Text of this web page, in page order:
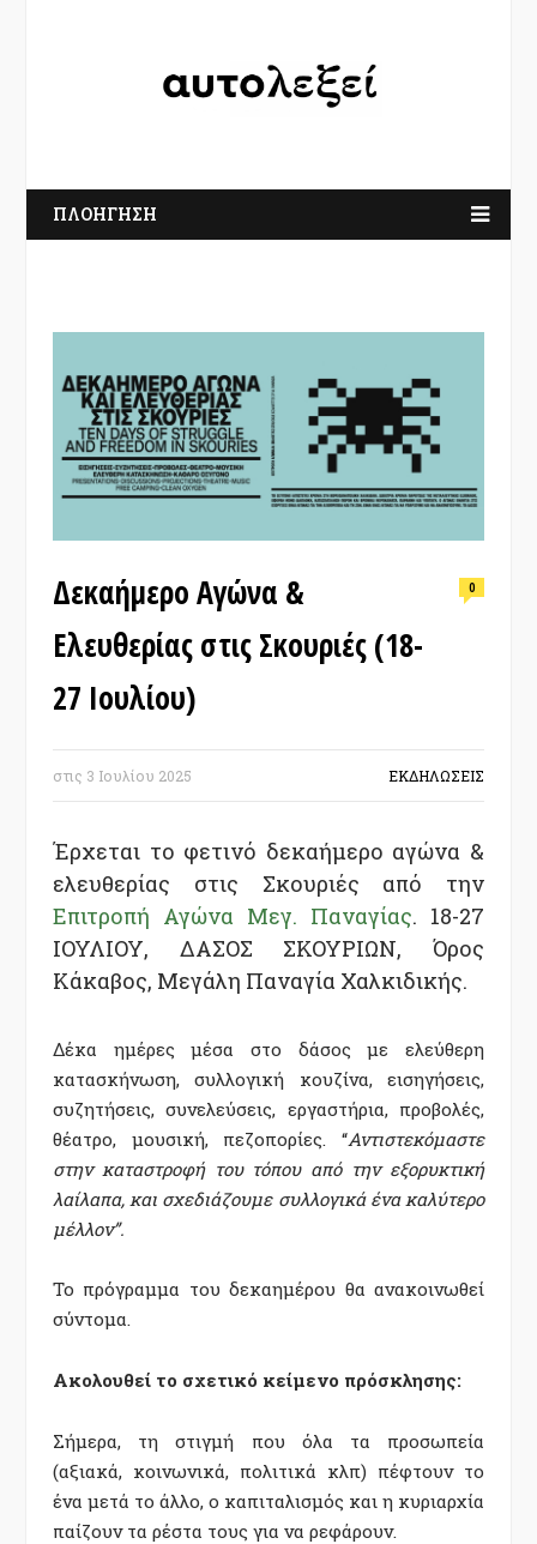
ΠΛΟΗΓΗΣΗ
Δεκαήμερο Αγώνα &
Ελευθερίας στις Σκουριές (18-
27 Ιουλίου)
0
στις 3 Ιουλίου 2025 ΕΚΔΗΛΩΣΕΙΣ
Έρχεται το φετινό δεκαήμερο αγώνα &
ελευθερίας στις Σκουριές από την
Επιτροπή Αγώνα Μεγ. Παναγίας. 18-27
ΙΟΥΛΙΟΥ, ΔΑΣΟΣ ΣΚΟΥΡΙΩΝ, Όρος
Κάκαβος, Μεγάλη Παναγία Χαλκιδικής.
Δέκα ημέρες μέσα στο δάσος με ελεύθερη
κατασκήνωση, συλλογική κουζίνα, εισηγήσεις,
συζητήσεις, συνελεύσεις, εργαστήρια, προβολές,
θέατρο, μουσική, πεζοπορίες. “Αντιστεκόμαστε
στην καταστροφή του τόπου από την εξορυκτική
λαίλαπα, και σχεδιάζουμε συλλογικά ένα καλύτερο
μέλλον”.
Το πρόγραμμα του δεκαημέρου θα ανακοινωθεί
σύντομα.
Ακολουθεί το σχετικό κείμενο πρόσκλησης:
Σήμερα, τη στιγμή που όλα τα προσωπεία
(αξιακά, κοινωνικά, πολιτικά κλπ) πέφτουν το
ένα μετά το άλλο, ο καπιταλισμός και η κυριαρχία
παίζουν τα ρέστα τους για να ρεφάρουν.